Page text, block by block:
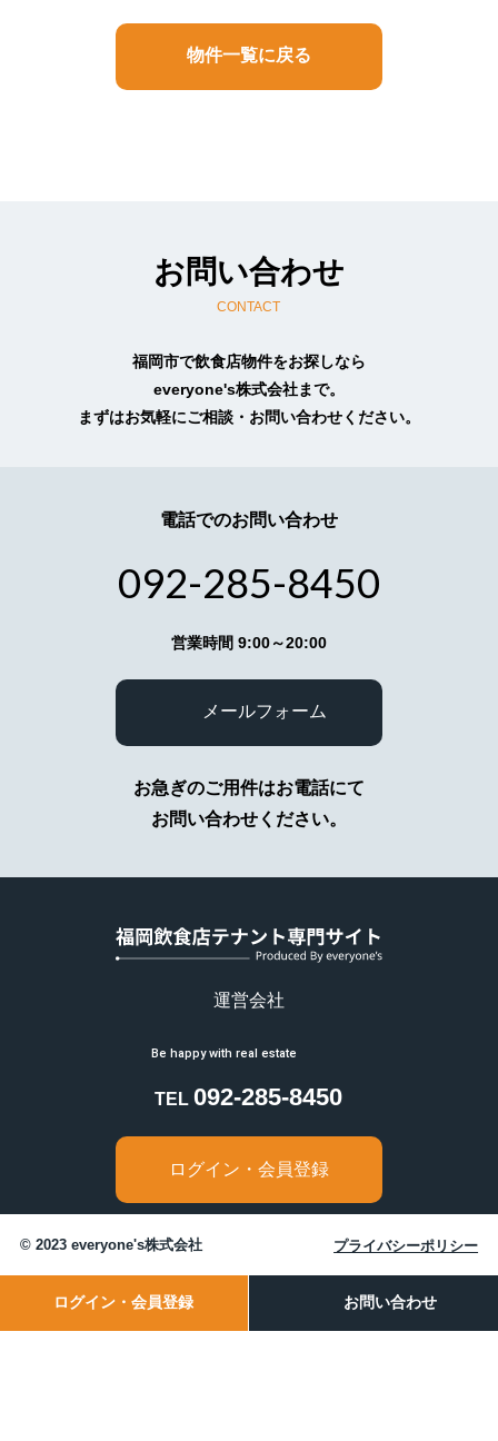
物件一覧に戻る
お問い合わせ
CONTACT
福岡市で飲食店物件をお探しなら
everyone's株式会社まで。
まずはお気軽にご相談・お問い合わせください。
電話でのお問い合わせ
092-285-8450
営業時間 9:00～20:00
メールフォーム
お急ぎのご用件はお電話にて
お問い合わせください。
運営会社
TEL092-285-8450
ログイン・会員登録
© 2023 everyone's株式会社 プライバシーポリシー
ログイン・会員登録 お問い合わせ